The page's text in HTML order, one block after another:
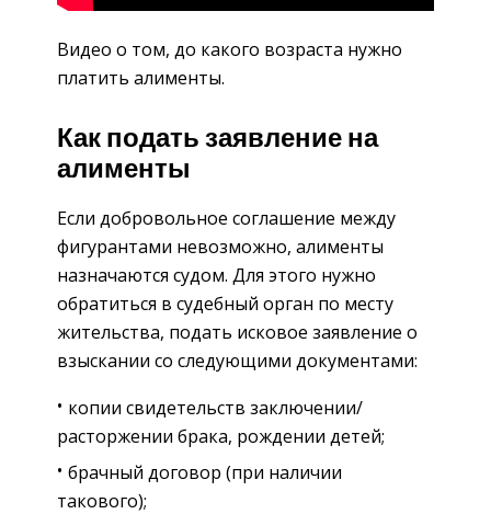
Видео о том, до какого возраста нужно
платить алименты.
Как подать заявление на
алименты
Если добровольное соглашение между
фигурантами невозможно, алименты
назначаются судом. Для этого нужно
обратиться в судебный орган по месту
жительства, подать исковое заявление о
взыскании со следующими документами:
копии свидетельств заключении/
расторжении брака, рождении детей;
брачный договор (при наличии
такового);